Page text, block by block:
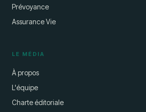
Prévoyance
Assurance Vie
LE MÉDIA
À propos
L'équipe
Charte éditoriale